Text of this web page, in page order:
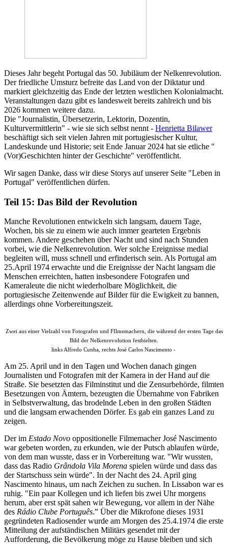
Dieses Jahr begeht Portugal das 50. Jubiläum der Nelkenrevolution.
Der friedliche Umsturz befreite das Land von der Diktatur und
markiert gleichzeitig das Ende der letzten westlichen Kolonialmacht.
Veranstaltungen dazu gibt es landesweit bereits zahlreich und bis
2026 kommen weitere dazu.
Die "Journalistin, Übersetzerin, Lektorin, Dozentin,
Kulturvermittlerin" - wie sie sich selbst nennt - Henrietta Bilawer
beschäftigt sich seit vielen Jahren mit portugiesischer Kultur,
Landeskunde und Historie; seit Ende Januar 2024 hat sie etliche "
(Vor)Geschichten hinter der Geschichte" veröffentlicht.
Wir sagen Danke, dass wir diese Storys auf unserer Seite "Leben in
Portugal" veröffentlichen dürfen.
Teil 15: Das Bild der Revolution
Manche Revolutionen entwickeln sich langsam, dauern Tage,
Wochen, bis sie zu einem wie auch immer gearteten Ergebnis
kommen. Andere geschehen über Nacht und sind nach Stunden
vorbei, wie die Nelkenrevolution. Wer solche Ereignisse medial
begleiten will, muss schnell und erfinderisch sein. Als Portugal am
25.April 1974 erwachte und die Ereignisse der Nacht langsam die
Menschen erreichten, hatten insbesondere Fotografen und
Kameraleute die nicht wiederholbare Möglichkeit, die
portugiesische Zeitenwende auf Bilder für die Ewigkeit zu bannen,
allerdings ohne Vorbereitungszeit.
Zwei aus einer Vielzahl von Fotografen und FIlmemachern, die während der ersten Tage das
Bild der Nelkenrevolution festhielten.
links Alfredo Cunha, rechts José Carlos Nascimento -
Am 25. April und in den Tagen und Wochen danach gingen
Journalisten und Fotografen mit der Kamera in der Hand auf die
Straße. Sie besetzten das Filminstitut und die Zensurbehörde, filmten
Besetzungen von Ämtern, bezeugten die Übernahme von Fabriken
in Selbstverwaltung, das brodelnde Leben in den großen Städten
und die langsam erwachenden Dörfer. Es gab ein ganzes Land zu
zeigen.
Der im Estado Novo oppositionelle Filmemacher José Nascimento
war gebeten worden, zu erkunden, wie der Putsch ablaufen würde,
von dem man wusste, dass er in Vorbereitung war. "Wir wussten,
dass das Radio Grândola Vila Morena spielen würde und dass das
der Startschuss sein würde". In der Nacht des 24. April ging
Nascimento hinaus, um nach Zeichen zu suchen. In Lissabon war es
ruhig. "Ein paar Kollegen und ich liefen bis zwei Uhr morgens
herum, aber erst spät sahen wir Bewegung, vor allem in der Nähe
des Rádio Clube Português.” Über die Mikrofone dieses 1931
gegründeten Radiosender wurde am Morgen des 25.4.1974 die erste
Mitteilung der aufständischen Militärs gesendet mit der
Aufforderung, die Bevölkerung möge zu Hause bleiben und sich